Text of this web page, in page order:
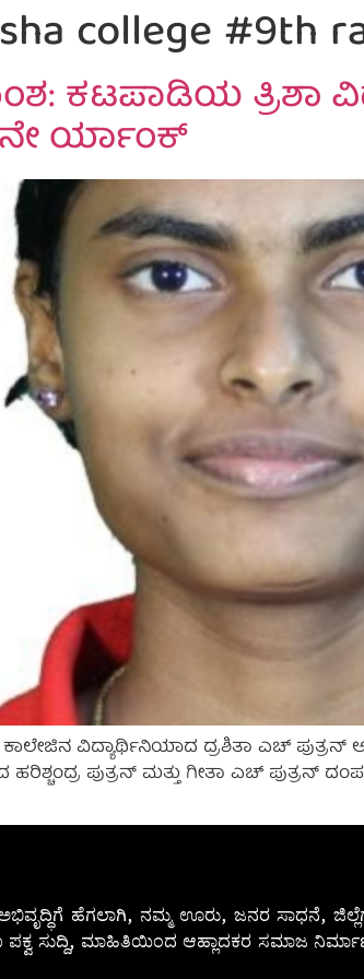
college #9th
ಕಟಪಾಡಿಯ ತ್ರಿಶಾ
ರ್ಯಾಂಕ್
ವಿದ್ಯಾರ್ಥಿನಿಯಾದ ದ್ರಶಿತಾ ಎಚ್ ಪುತ್ರನ್
ಪುತ್ರನ್ ಮತ್ತು ಗೀತಾ ಎಚ್ ಪುತ್ರನ್
ಹೆಗಲಾಗಿ, ನಮ್ಮ ಊರು, ಜನರ ಸಾಧನೆ,
ಸುದ್ದಿ, ಮಾಹಿತಿಯಿಂದ ಆಹ್ಲಾದಕರ ಸಮಾಜ